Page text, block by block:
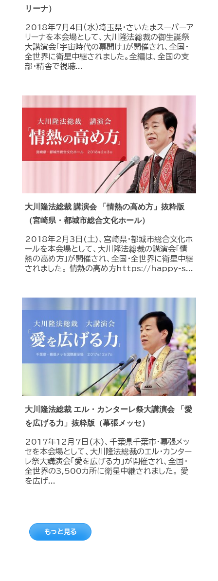
リーナ）
2018年7月4日（水）埼玉県・さいたまスーパーア
リーナを本会場として、大川隆法総裁の御生誕祭
大講演会「宇宙時代の幕開け」が開催され、全国・
全世界に衛星中継されました。全編は、全国の支
部・精舎で視聴...
大川隆法総裁 講演会 「情熱の高め方」抜粋版
（宮崎県・都城市総合文化ホール）
2018年2月3日(土)、宮崎県・都城市総合文化ホ
ールを本会場として、大川隆法総裁の講演会「情
熱の高め方」が開催され、全国・全世界に衛星中継
されました。 情熱の高め方https://happy-s...
大川隆法総裁 エル・カンターレ祭大講演会 「愛
を広げる力」抜粋版（幕張メッセ）
2017年12月7日(木)、千葉県千葉市・幕張メッ
セを本会場として、大川隆法総裁のエル・カンター
レ祭大講演会「愛を広げる力」が開催され、全国・
全世界の3,500カ所に衛星中継されました。 愛
を広げ...
もっと見る